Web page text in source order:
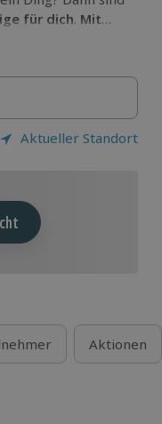
für dich. Mit
Nase fliegen.
in See!
Aktueller Standort
Aktionen